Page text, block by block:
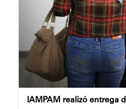
Anyelimar Sierra.